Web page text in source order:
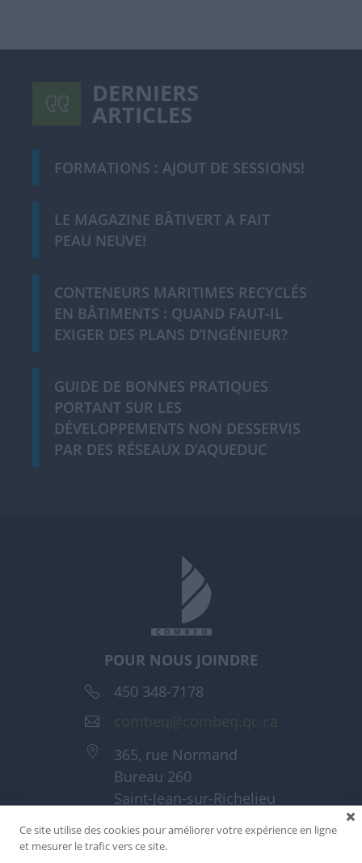
DERNIERS
ARTICLES
FORMATIONS : AJOUT DE SESSIONS!
LE MAGAZINE BÂTIVERT A FAIT
PEAU NEUVE!
CONTENEURS MARITIMES RECYCLÉS
EN BÂTIMENTS : QUAND FAUT-IL
EXIGER DES PLANS D’INGÉNIEUR?
GUIDE DE BONNES PRATIQUES
PORTANT SUR LES
DÉVELOPPEMENTS NON DESSERVIS
PAR DES RÉSEAUX D’AQUEDUC
POUR NOUS JOINDRE
450 348-7178
365, rue Normand
Bureau 260
Saint-Jean-sur-Richelieu
Ce site utilise des cookies pour améliorer votre expérience en ligne
et mesurer le trafic vers ce site.